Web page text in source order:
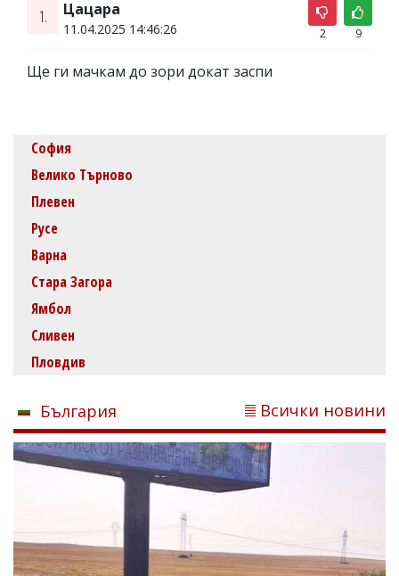
1. Цацара
11.04.2025 14:46:26 2 9
Ще ги мачкам до зори докат заспи
София
Велико Търново
Плевен
Русе
Варна
Стара Загора
Ямбол
Сливен
Пловдив
България Всички новини